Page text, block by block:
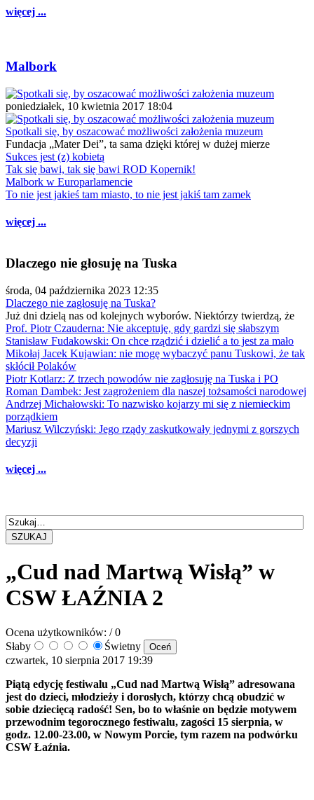
więcej ...
Malbork
poniedziałek, 10 kwietnia 2017 18:04
Spotkali się, by oszacować możliwości założenia muzeum
Fundacja „Mater Dei”, ta sama dzięki której w dużej mierze
Sukces jest (z) kobietą
Tak się bawi, tak się bawi ROD Kopernik!
Malbork w Europarlamencie
To nie jest jakieś tam miasto, to nie jest jakiś tam zamek
więcej ...
Dlaczego nie głosuję na Tuska
środa, 04 października 2023 12:35
Dlaczego nie zagłosuję na Tuska?
Już dni dzielą nas od kolejnych wyborów. Niektórzy twierdzą, że
Prof. Piotr Czauderna: Nie akceptuję, gdy gardzi się słabszym
Stanisław Fudakowski: On chce rządzić i dzielić a to jest za mało
Mikołaj Jacek Kujawian: nie mogę wybaczyć panu Tuskowi, że tak
skłócił Polaków
Piotr Kotlarz: Z trzech powodów nie zagłosuję na Tuska i PO
Roman Dambek: Jest zagrożeniem dla naszej tożsamości narodowej
Andrzej Michałowski: To nazwisko kojarzy mi się z niemieckim
porządkiem
Mariusz Wilczyński: Jego rządy zaskutkowały jednymi z gorszych
decyzji
więcej ...
SZUKAJ
„Cud nad Martwą Wisłą” w
CSW ŁAŹNIA 2
Ocena użytkowników: / 0
Słaby
Świetny
czwartek, 10 sierpnia 2017 19:39
Piątą edycję festiwalu „Cud nad Martwą Wisłą” adresowana
jest do dzieci, młodzieży i dorosłych, którzy chcą obudzić w
sobie dziecięcą radość! Sen, bo to właśnie on będzie motywem
przewodnim tegorocznego festiwalu, zagości 15 sierpnia, w
godz. 12.00-23.00, w Nowym Porcie, tym razem na podwórku
CSW Łaźnia.